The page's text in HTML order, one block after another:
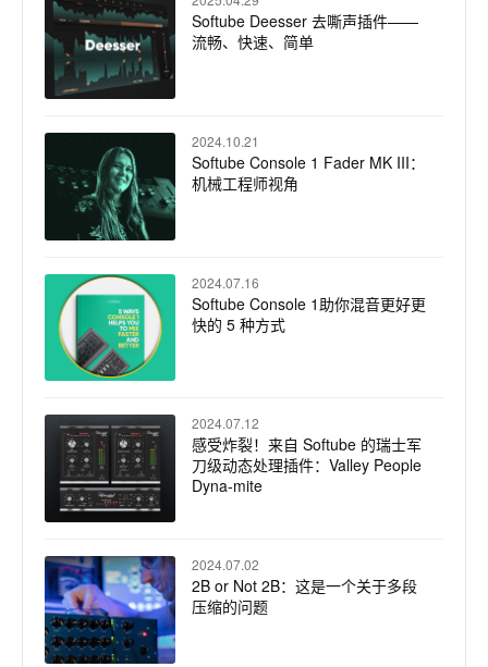
Softube Deesser 去嘶声插件——
流畅、快速、简单
2024.10.21
Softube Console 1 Fader MK III：
机械工程师视角
2024.07.16
Softube Console 1助你混音更好更
快的 5 种方式
2024.07.12
感受炸裂！来自 Softube 的瑞士军
刀级动态处理插件：Valley People
Dyna-mite
2024.07.02
2B or Not 2B：这是一个关于多段
压缩的问题